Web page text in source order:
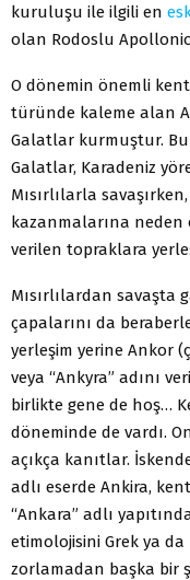
kuruluşu ile ilgili en
olan Rodoslu
O dönemin önemli
türünde kaleme alan
Galatlar kurmuştur. Bu
Galatlar, Karadeniz
Mısırlılarla
kazanmalarına
verilen topraklara
Mısırlılardan savaşta
çapalarını da
yerleşim yerine Ankor
veya “Ankyra” adını
birlikte gene de hoş…
döneminde de vardı.
açıkça kanıtlar.
adlı eserde Ankira,
“Ankara” adlı
etimolojisini Grek ya
zorlamadan başka bir